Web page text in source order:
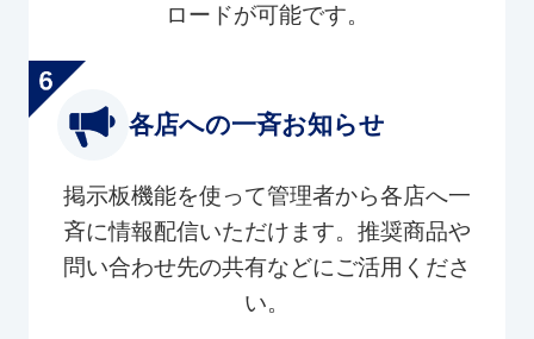
ロードが可能です。
各店への一斉お知らせ
掲示板機能を使って管理者から各店へ一
斉に情報配信いただけます。推奨商品や
問い合わせ先の共有などにご活用くださ
い。